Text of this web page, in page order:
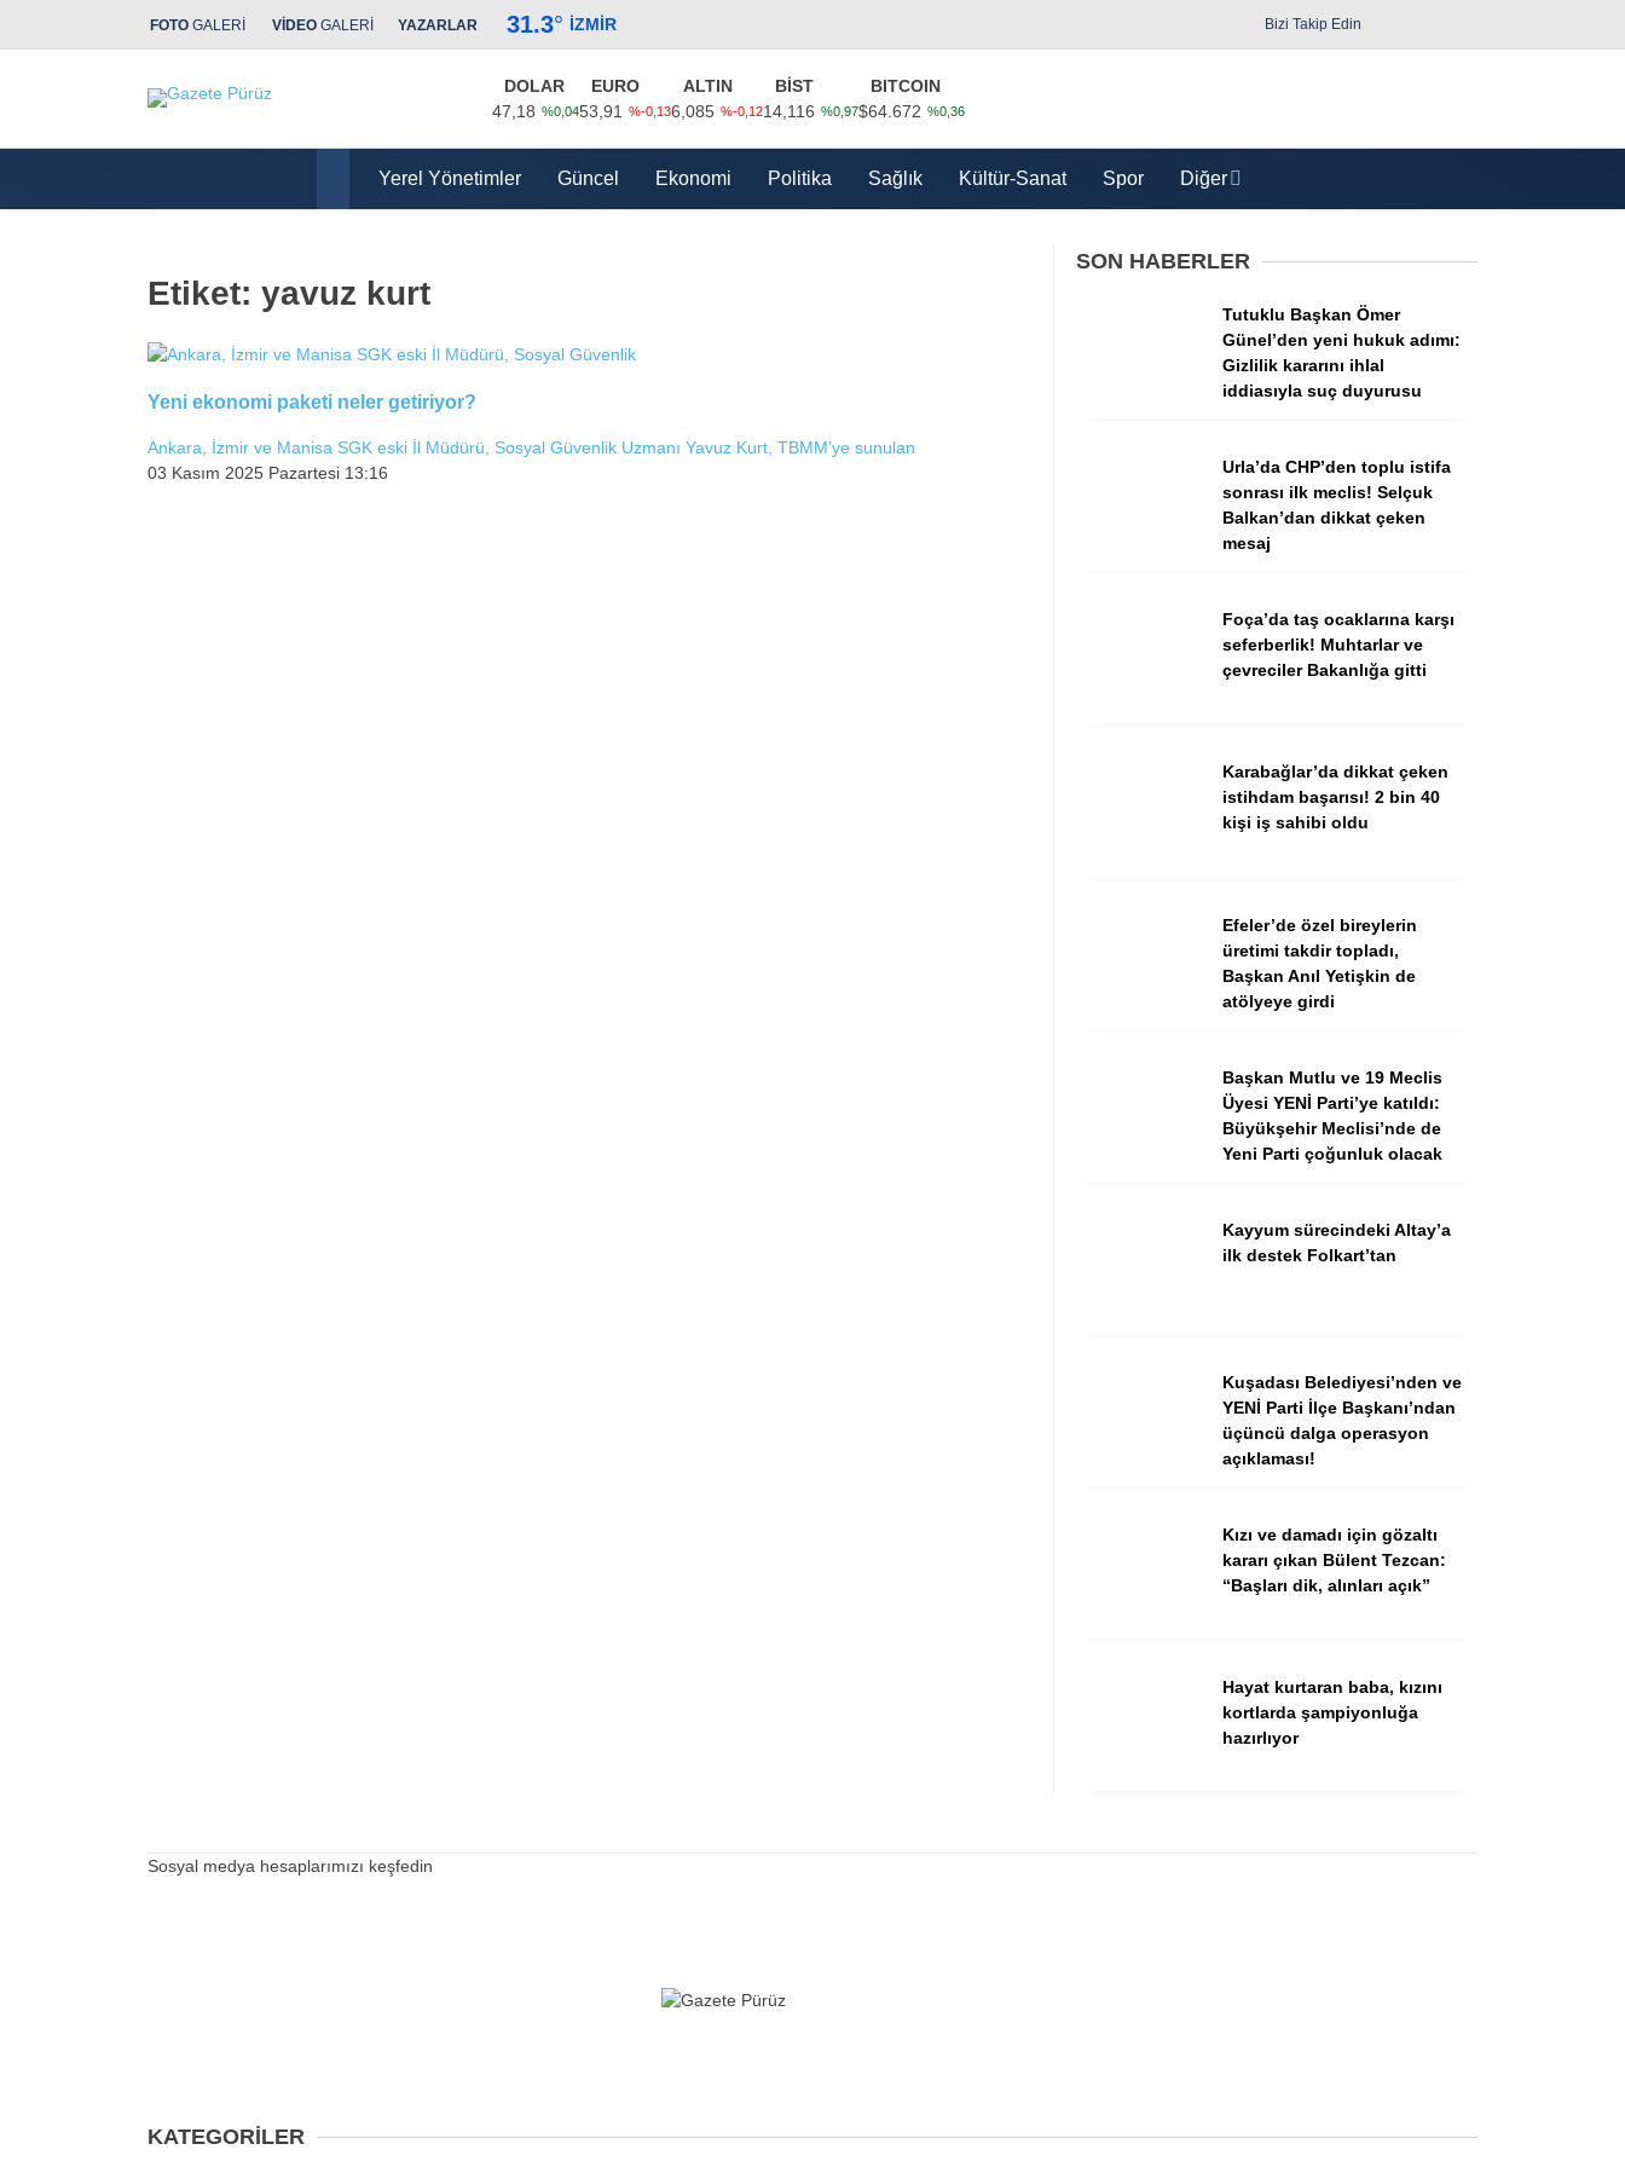
Güncel
Yerel Yönetimler
Dünya
Facebook
TikTok
FOTO GALERİ VİDEO GALERİ YAZARLAR 31.3° İZMIR Bizi Takip Edin
DOLAR
47,18 %0,04
EURO
53,91
%-0,13
ALTIN
6,085 %-0,12
BİST
14,116 %0,97
BITCOIN
$64.672 %0,36
Yerel Yönetimler Güncel Ekonomi Politika Sağlık Kültür-Sanat Spor Diğer
Etiket: yavuz kurt
Yeni ekonomi paketi neler getiriyor?
Ankara, İzmir ve Manisa SGK eski İl Müdürü, Sosyal Güvenlik Uzmanı Yavuz Kurt, TBMM’ye sunulan
03 Kasım 2025 Pazartesi 13:16
SON HABERLER
Tutuklu Başkan Ömer
Günel’den yeni hukuk adımı:
Gizlilik kararını ihlal
iddiasıyla suç duyurusu
Urla’da CHP’den toplu istifa
sonrası ilk meclis! Selçuk
Balkan’dan dikkat çeken
mesaj
Foça’da taş ocaklarına karşı
seferberlik! Muhtarlar ve
çevreciler Bakanlığa gitti
Karabağlar’da dikkat çeken
istihdam başarısı! 2 bin 40
kişi iş sahibi oldu
Efeler’de özel bireylerin
üretimi takdir topladı,
Başkan Anıl Yetişkin de
atölyeye girdi
Başkan Mutlu ve 19 Meclis
Üyesi YENİ Parti’ye katıldı:
Büyükşehir Meclisi’nde de
Yeni Parti çoğunluk olacak
Kayyum sürecindeki Altay’a
ilk destek Folkart’tan
Kuşadası Belediyesi’nden ve
YENİ Parti İlçe Başkanı’ndan
üçüncü dalga operasyon
açıklaması!
Kızı ve damadı için gözaltı
kararı çıkan Bülent Tezcan:
“Başları dik, alınları açık”
Hayat kurtaran baba, kızını
kortlarda şampiyonluğa
hazırlıyor
Sosyal medya hesaplarımızı keşfedin
KATEGORİLER